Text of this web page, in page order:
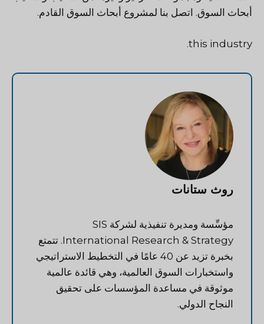
أبحاث السوق. اتصل بنا لمشروع أبحاث السوق القادم.
this industry.
روث ستانات
مؤسِّسة ومديرة تنفيذية لشركة SIS
International Research & Strategy. تتمتع
بخبرة تزيد عن 40 عامًا في التخطيط الاستراتيجي
واستخبارات السوق العالمية، وهي قائدة عالمية
موثوقة في مساعدة المؤسسات على تحقيق
النجاح الدولي.